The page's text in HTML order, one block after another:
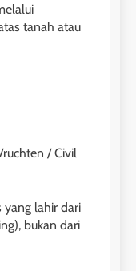
tanah atau
/ Civil
yang lahir dari
bukan dari